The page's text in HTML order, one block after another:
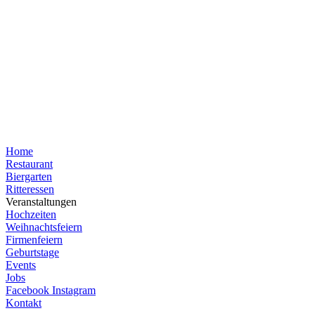
Home
Restaurant
Biergarten
Ritteressen
Veranstaltungen
Hochzeiten
Weihnachtsfeiern
Firmenfeiern
Geburtstage
Events
Jobs
Facebook Instagram
Kontakt